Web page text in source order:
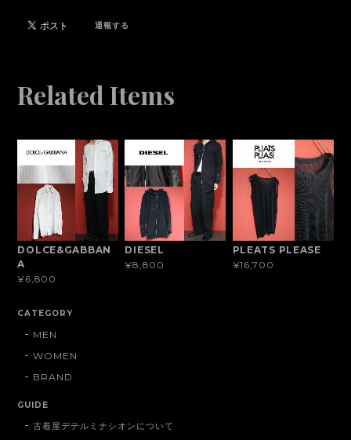
通報する
Related Items
DOLCE&GABBAN
A
¥6,800
DIESEL
¥8,800
PLEATS PLEASE
¥16,700
CATEGORY
MEN
WOMEN
BRAND
GUIDE
古着屋デテルミナシオンについて